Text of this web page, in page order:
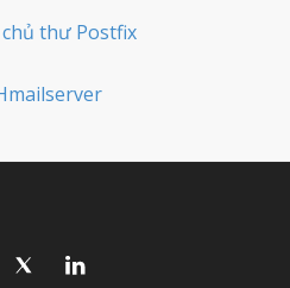
thư Postfix